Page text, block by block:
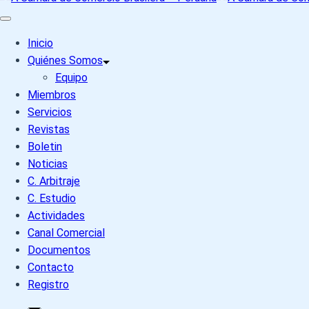
Inicio
Quiénes Somos
Equipo
Miembros
Servicios
Revistas
Boletin
Noticias
C. Arbitraje
C. Estudio
Actividades
Canal Comercial
Documentos
Contacto
Registro